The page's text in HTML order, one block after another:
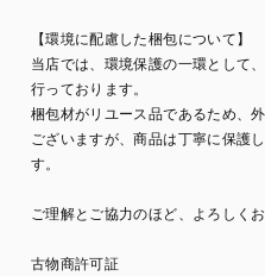
【環境に配慮した梱包について】
当店では、環境保護の一環として
行っております。
梱包材がリユース品であるため、
ございますが、商品は丁寧に保護
す。
ご理解とご協力のほど、よろしく
古物商許可証